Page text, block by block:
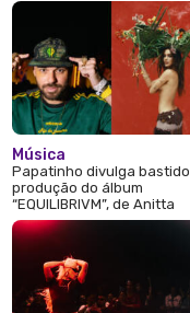
Música
Papatinho divulga
produção do álbum
“EQUILIBRIVM”, de Anitta